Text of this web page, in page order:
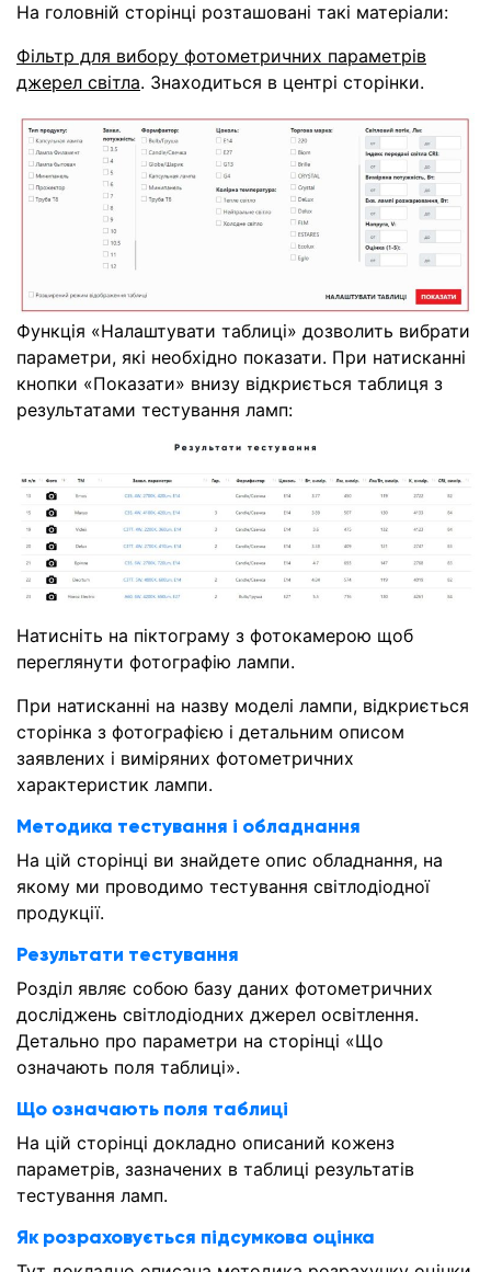
На головній сторінці розташовані такі матеріали:
Фільтр для вибору фотометричних параметрів
джерел світла. Знаходиться в центрі сторінки.
Функція «Налаштувати таблиці» дозволить вибрати
параметри, які необхідно показати. При натисканні
кнопки «Показати» внизу відкриється таблиця з
результатами тестування ламп:
Натисніть на піктограму з фотокамерою щоб
переглянути фотографію лампи.
При натисканні на назву моделі лампи, відкриється
сторінка з фотографією і детальним описом
заявлених і виміряних фотометричних
характеристик лампи.
Методика тестування і обладнання
На цій сторінці ви знайдете опис обладнання, на
якому ми проводимо тестування світлодіодної
продукції.
Результати тестування
Розділ являє собою базу даних фотометричних
досліджень світлодіодних джерел освітлення.
Детально про параметри на сторінці «Що
означають поля таблиці».
Що означають поля таблиці
На цій сторінці докладно описаний коженз
параметрів, зазначених в таблиці результатів
тестування ламп.
Як розраховується підсумкова оцінка